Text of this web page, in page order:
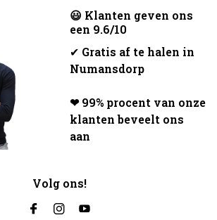
😃 Klanten geven ons
een 9.6/10
✔ Gratis af te halen in
Numansdorp
❤ 99% procent van onze
klanten beveelt ons
aan
Volg ons!